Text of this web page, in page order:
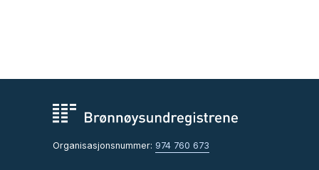
Organisasjonsnummer: 974 760 673